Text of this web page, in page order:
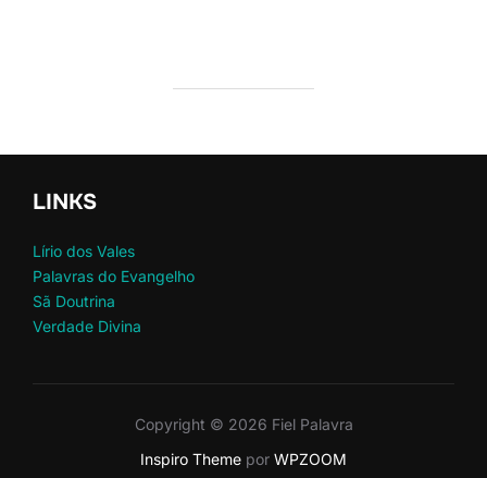
LINKS
Lírio dos Vales
Palavras do Evangelho
Sã Doutrina
Verdade Divina
Copyright © 2026 Fiel Palavra
Inspiro Theme por WPZOOM